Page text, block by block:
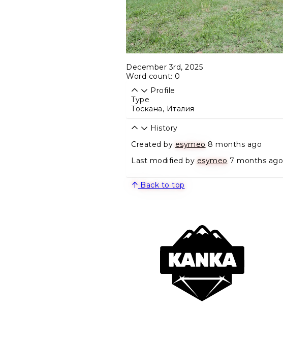
December 3rd, 2025
Word count: 0
Profile
Type
Тоскана, Италия
History
Created by esymeo 8 months ago
Last modified by esymeo 7 months ago
Back to top